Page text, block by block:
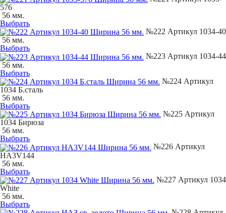
576
56 мм.
Выбрать
№222 Артикул 1034-40
56 мм.
Выбрать
№223 Артикул 1034-44
56 мм.
Выбрать
№224 Артикул
1034 Б.сталь
56 мм.
Выбрать
№225 Артикул
1034 Бирюза
56 мм.
Выбрать
№226 Артикул
НA3V144
56 мм.
Выбрать
№227 Артикул 1034
White
56 мм.
Выбрать